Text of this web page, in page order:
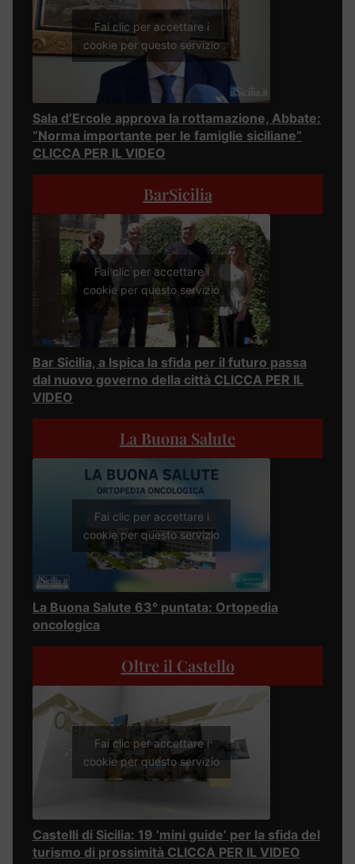
Fai clic per accettare i
cookie per questo servizio
Sala d’Ercole approva la rottamazione, Abbate:
“Norma importante per le famiglie siciliane”
CLICCA PER IL VIDEO
BarSicilia
Fai clic per accettare i
cookie per questo servizio
Bar Sicilia, a Ispica la sfida per il futuro passa
dal nuovo governo della città CLICCA PER IL
VIDEO
La Buona Salute
Fai clic per accettare i
cookie per questo servizio
La Buona Salute 63° puntata: Ortopedia
oncologica
Oltre il Castello
Fai clic per accettare i
cookie per questo servizio
Castelli di Sicilia: 19 ‘mini guide’ per la sfida del
turismo di prossimità CLICCA PER IL VIDEO